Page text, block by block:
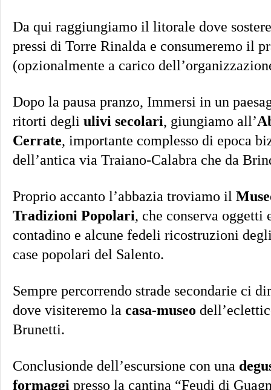
Da qui raggiungiamo il litorale dove
pressi di Torre Rinalda e consumeremo il
(opzionalmente a carico
Dopo la pausa pranzo, Immersi in un
ritorti degli ulivi secolari, giungiamo all’
Cerrate, importante complesso di epoca
dell’antica via Traiano-Calabra che da
Proprio accanto l’abbazia troviamo il
Tradizioni Popolari, che conserva
contadino e alcune fedeli ricostruzioni
case popolari del Salento.
Sempre percorrendo strade secondarie ci
dove visiteremo la casa-museo
Brunetti.
Conclusionde dell’escursione con una
formaggi presso la cantina “Feudi di